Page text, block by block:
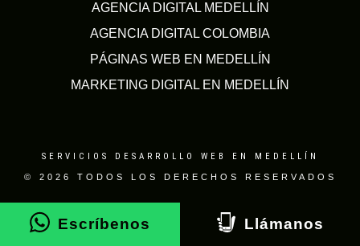
AGENCIA DIGITAL MEDELLÍN
AGENCIA DIGITAL COLOMBIA
PÁGINAS WEB EN MEDELLÍN
MARKETING DIGITAL EN MEDELLÍN
© 2026 TODOS LOS DERECHOS RESERVADOS
SERVICIOS DESARROLLO WEB EN MEDELLÍN
Escríbenos Llámanos